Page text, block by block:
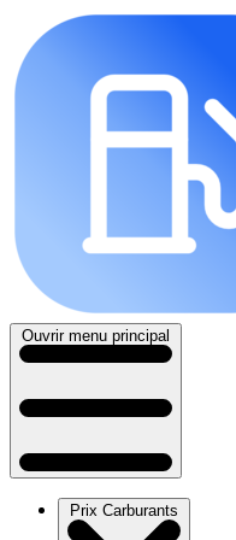
Ouvrir menu principal
Prix Carburants